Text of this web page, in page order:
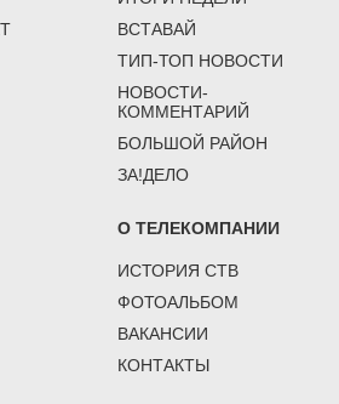
ВСТАВАЙ
ТИП-ТОП НОВОСТИ
НОВОСТИ-
КОММЕНТАРИЙ
БОЛЬШОЙ РАЙОН
ЗА!ДЕЛО
О ТЕЛЕКОМПАНИИ
ИСТОРИЯ СТВ
ФОТОАЛЬБОМ
ВАКАНСИИ
КОНТАКТЫ